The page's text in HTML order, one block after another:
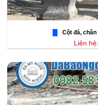
Cột đá,
Liên